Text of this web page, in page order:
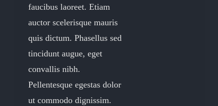
faucibus laoreet. Etiam
auctor scelerisque mauris
quis dictum. Phasellus sed
tincidunt augue, eget
convallis nibh.
Pellentesque egestas dolor
ut commodo dignissim.